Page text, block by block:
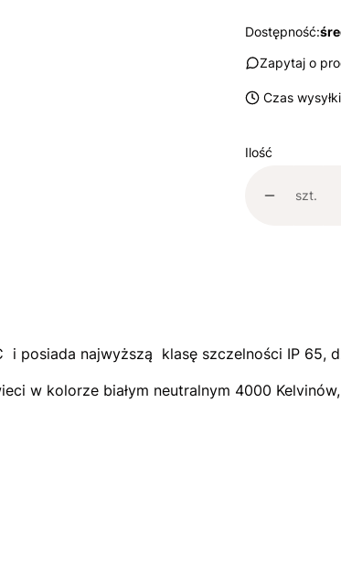
Dostępność:
Zapytaj o
Czas
Ilość
szt.
i posiada najwyższą klasę szczelności IP 65,
w kolorze białym neutralnym 4000